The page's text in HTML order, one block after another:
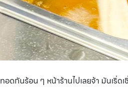
ทอดกันร้อน ๆ หน้าร้านไปเลยจ้า มันเริ่